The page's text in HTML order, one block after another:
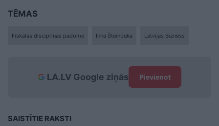
TĒMAS
Fiskālās disciplīnas padome Inna Šteinbuka Latvijas Bizness
LA.LV Google ziņās Pievienot
SAISTĪTIE RAKSTI